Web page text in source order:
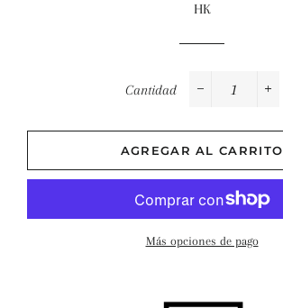
oferta
HK
Cantidad
AGREGAR AL CARRITO
Más opciones de pago